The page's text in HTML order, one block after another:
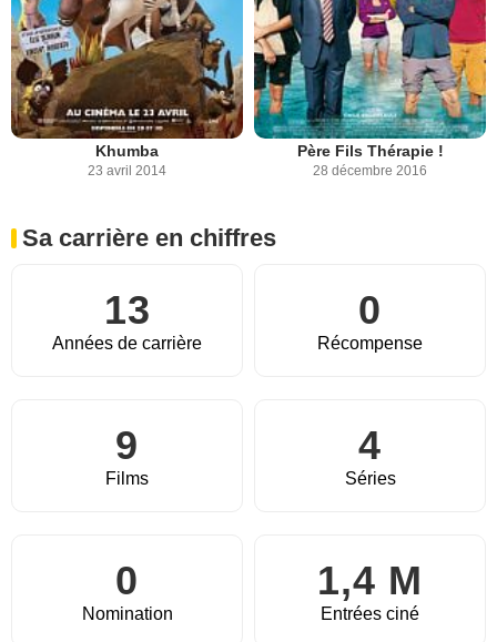
Khumba
23 avril 2014
Père Fils Thérapie !
28 décembre 2016
Sa carrière en chiffres
13
Années de carrière
0
Récompense
9
Films
4
Séries
0
Nomination
1,4 M
Entrées ciné